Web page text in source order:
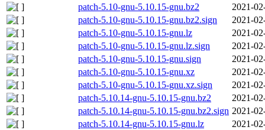
patch-5.10-gnu-5.10.15-gnu.bz2
2021-
patch-5.10-gnu-5.10.15-gnu.bz2.sign
2021-
patch-5.10-gnu-5.10.15-gnu.lz
2021-
patch-5.10-gnu-5.10.15-gnu.lz.sign
2021-
patch-5.10-gnu-5.10.15-gnu.sign
2021-
patch-5.10-gnu-5.10.15-gnu.xz
2021-
patch-5.10-gnu-5.10.15-gnu.xz.sign
2021-
patch-5.10.14-gnu-5.10.15-gnu.bz2
2021-
patch-5.10.14-gnu-5.10.15-gnu.bz2.sign 2021-
patch-5.10.14-gnu-5.10.15-gnu.lz
2021-